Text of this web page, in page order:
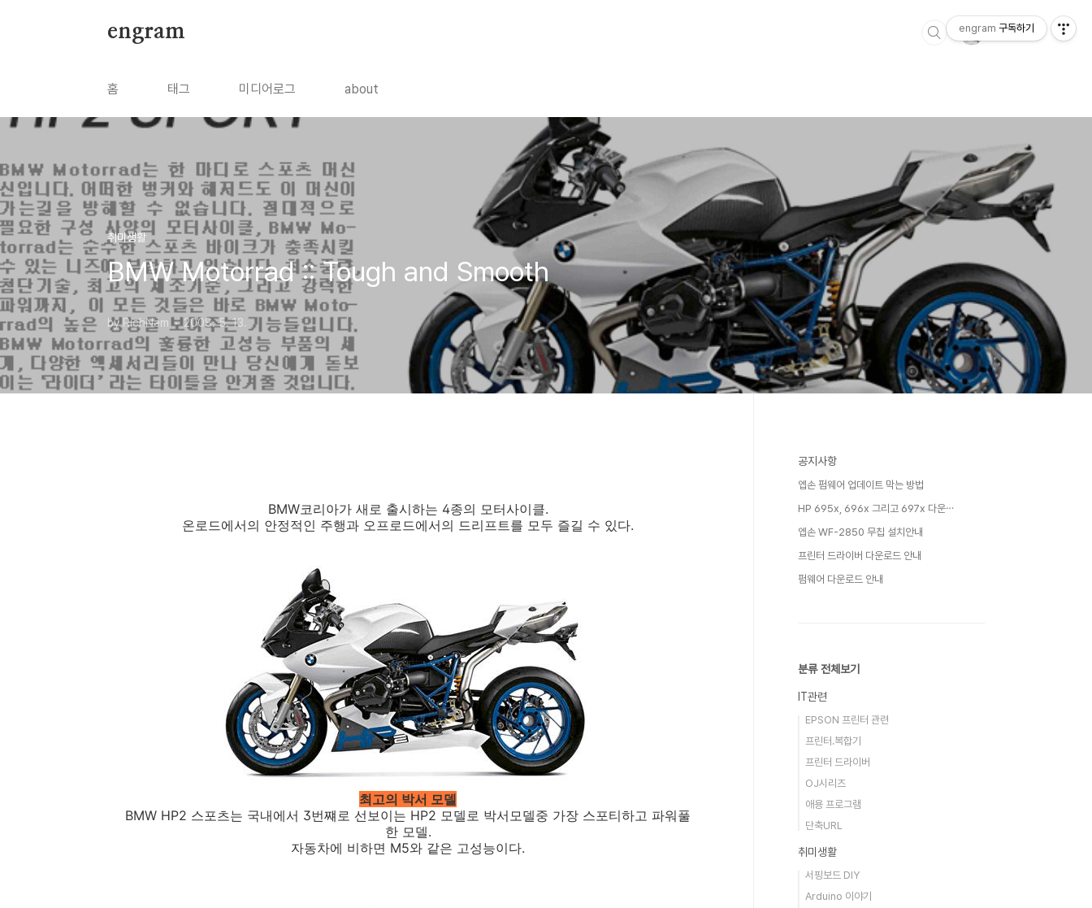
engram
홈 태그 미디어로그 about
취미생활
BMW Motorrad :: Tough and Smooth
by RichNam 2008. 5. 13.
BMW코리아가 새로 출시하는 4종의 모터사이클.
온로드에서의 안정적인 주행과 오프로드에서의 드리프트를 모두 즐길 수 있다.
최고의 박서 모델
BMW HP2 스포츠는 국내에서 3번쨰로 선보이는 HP2 모델로 박서모델중 가장 스포티하고 파워풀
한 모델.
자동차에 비하면 M5와 같은 고성능이다.
공지사항
엡손 펌웨어 업데이트 막는 방법
HP 695x, 696x 그리고 697x 다운⋯
엡손 WF-2850 무칩 설치안내
프린터 드라이버 다운로드 안내
펌웨어 다운로드 안내
분류 전체보기
IT관련
EPSON 프린터 관련
프린터.복합기
프린터 드라이버
OJ시리즈
애용 프로그램
단축URL
취미생활
서핑보드 DIY
Arduino 이야기
engram 구독하기